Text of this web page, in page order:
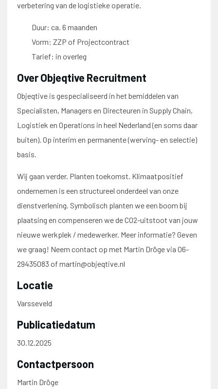
verbetering van de logistieke operatie.
Duur: ca. 6 maanden
Vorm: ZZP of Projectcontract
Tarief: in overleg
Over Objeqtive Recruitment
Objeqtive is gespecialiseerd in het bemiddelen van
Specialisten, Managers en Directeuren in Supply Chain,
Logistiek en Operations in heel Nederland (en soms daar
buiten). Op interim en permanente (werving- en selectie)
basis.
Wij gaan verder. Planten toekomst. Klimaatpositief
ondernemen is een structureel onderdeel van onze
dienstverlening. Symbolisch planten we een boom bij
plaatsing en compenseren we de CO2-uitstoot van jouw
nieuwe werkplek / medewerker. Meer informatie? Geven
we graag! Neem contact op met Martin Dröge via 06-
29435083 of martin@objeqtive.nl
Locatie
Varsseveld
Publicatiedatum
30.12.2025
Contactpersoon
Martin Dröge